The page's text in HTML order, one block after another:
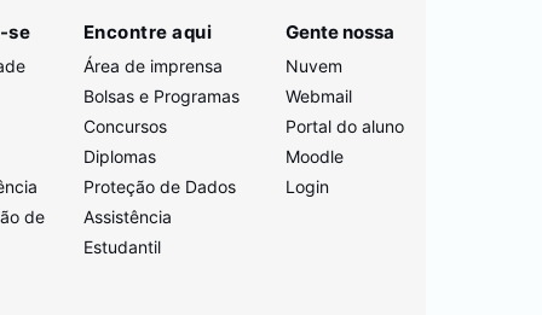
se
de
Encontre aqui
Área de imprensa
Bolsas e Programas
Concursos
Diplomas
Proteção de Dados
Assistência
Estudantil
Gente nossa
Nuvem
Webmail
Portal do aluno
Moodle
Login